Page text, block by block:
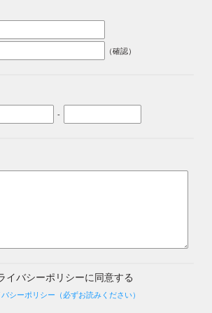
（確認）
-
イバシーポリシーに同意する
シーポリシー（必ずお読みください）